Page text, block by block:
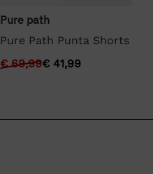
Pure path
Pure Path Punta Shorts
€69,99€ 41,99